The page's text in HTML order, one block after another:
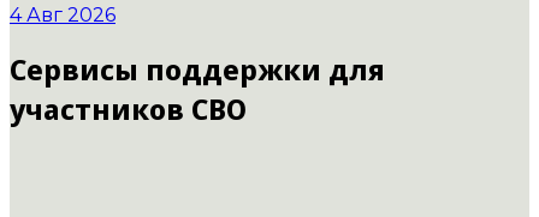
4 Авг 2026
Сервисы поддержки для
участников СВО